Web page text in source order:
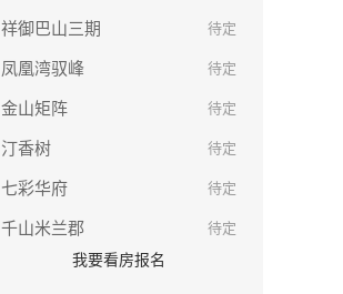
祥御巴山三期 待定
凤凰湾驭峰 待定
金山矩阵 待定
汀香树 待定
七彩华府 待定
千山米兰郡
待定
我要看房报名